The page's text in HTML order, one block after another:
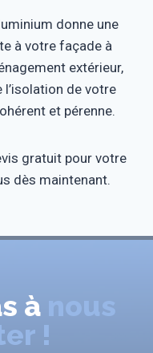
donne une
à votre façade à
extérieur,
de votre
et pérenne.
gratuit pour votre
dès maintenant.
à nous
!